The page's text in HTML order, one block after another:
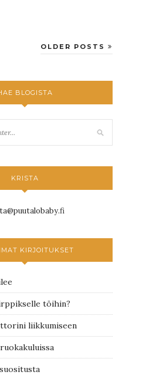
OLDER POSTS
BLOGISTA
KRISTA
KIRJOITUKSET
töihin?
liikkumiseen